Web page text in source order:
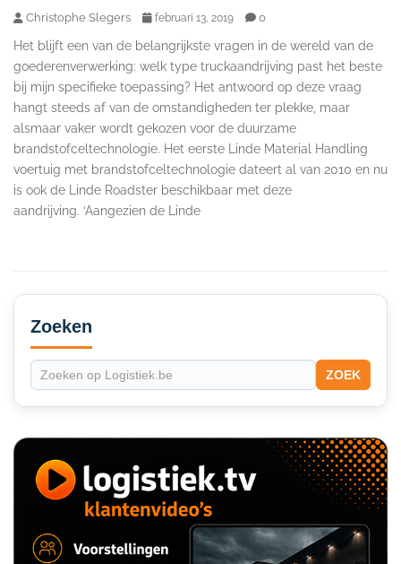
Christophe Slegers februari 13, 2019 0
Het blijft een van de belangrijkste vragen in de wereld van de
goederenverwerking: welk type truckaandrijving past het beste
bij mijn specifieke toepassing? Het antwoord op deze vraag
hangt steeds af van de omstandigheden ter plekke, maar
alsmaar vaker wordt gekozen voor de duurzame
brandstofceltechnologie. Het eerste Linde Material Handling
voertuig met brandstofceltechnologie dateert al van 2010 en nu
is ook de Linde Roadster beschikbaar met deze
aandrijving. ‘Aangezien de Linde
Secondary
Sidebar
Zoeken
ZOEK